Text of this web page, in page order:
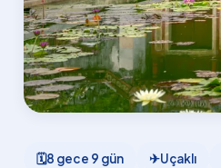
🗓8 gece 9 gün ✈Uçaklı